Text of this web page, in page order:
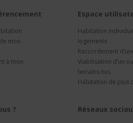
mon
à mon
Espace
Habitation
logements
Raccordement
Viabilisation d’un
terrains nus
Habitation de plus
? Réseaux